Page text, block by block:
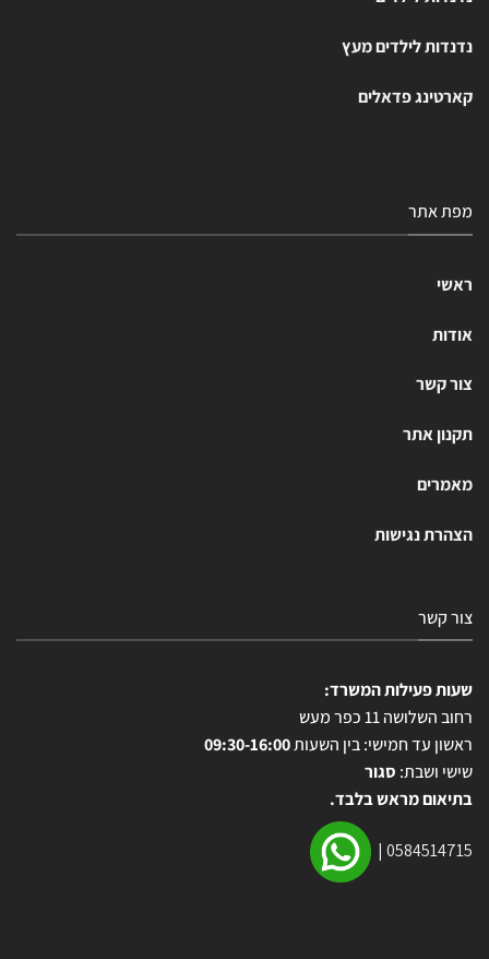
נדנדות לילדים מעץ
קארטינג פדאלים
מפת אתר
ראשי
אודות
צור קשר
תקנון אתר
מאמרים
הצהרת נגישות
צור קשר
שעות פעילות המשרד:
רחוב השלושה 11 כפר מעש
ראשון עד חמישי: בין השעות09:30-16:00
שישי ושבת: סגור
בתיאום מראש בלבד.
0584514715
|